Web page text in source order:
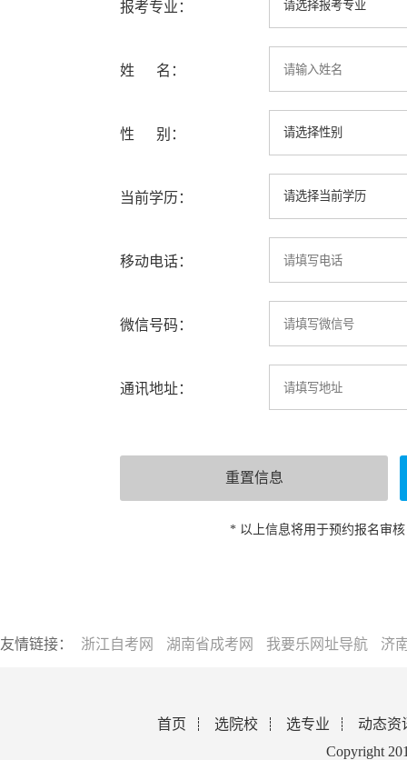
报考专业：
姓 名：
性 别：
当前学历：
移动电话：
微信号码：
通讯地址：
* 以上信息将用于预约报名审
友情链接： 浙江自考网 湖南省成考网 我要乐网址导航 济
首页 选院校 选专业
动态资
Copyright